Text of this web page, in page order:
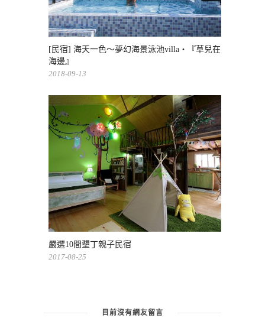
[民宿] 海天一色～夢幻海景泳池villa・『草兒在
海邊』
2018-09-13
嚴選10間墾丁親子民宿
2017-08-25
目前沒有網友留言